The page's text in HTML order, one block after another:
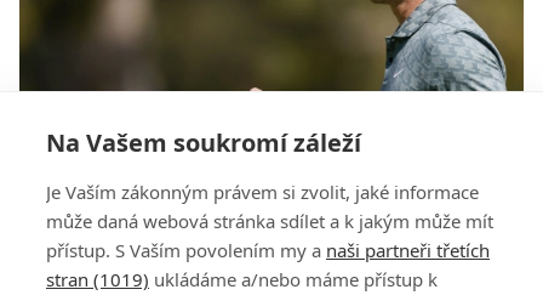
Na Vašem soukromí záleží
Je Vaším zákonným právem si zvolit, jaké informace
může daná webová stránka sdílet a k jakým může mít
přístup. S Vaším povolením my a naši partneři třetích
stran (1019) ukládáme a/nebo máme přístup k
DJ i DeChambeau slíbili věrnost PGA Tour. A
McIlroy si "kopl"